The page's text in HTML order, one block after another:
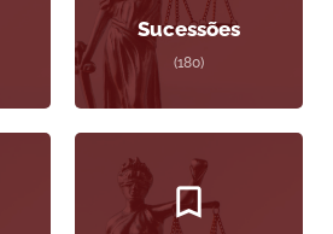
Sucessões
(180)